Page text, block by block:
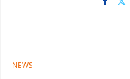
NEWS